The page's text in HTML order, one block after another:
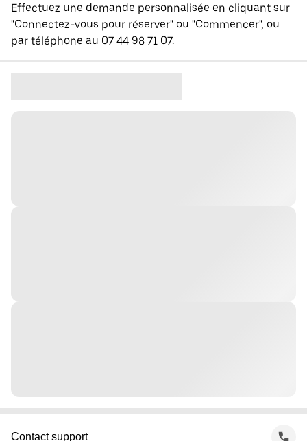
Effectuez une demande personnalisée en cliquant sur
"Connectez-vous pour réserver" ou "Commencer", ou
par téléphone au 07 44 98 71 07.
Contact support